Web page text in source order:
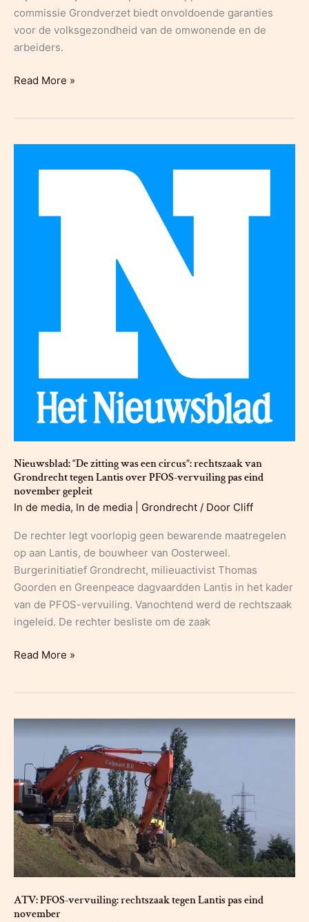
commissie Grondverzet biedt onvoldoende garanties
voor de volksgezondheid van de omwonende en de
arbeiders.
Grondrecht:
Read More »
Nieuwsblad: “De zitting was een circus”: rechtszaak van
Grondrecht tegen Lantis over PFOS-vervuiling pas eind
november gepleit
In de media, In de media | Grondrecht / Door Cliff
De rechter legt voorlopig geen bewarende maatregelen
op aan Lantis, de bouwheer van Oosterweel.
Burgerinitiatief Grondrecht, milieuactivist Thomas
Goorden en Greenpeace dagvaardden Lantis in het kader
van de PFOS-vervuiling. Vanochtend werd de rechtszaak
ingeleid. De rechter besliste om de zaak
Nieuwsblad:
een
rechtszaak
van
Grondrecht
tegen
Lantis
over
PFOS-
vervuiling
pas
eind
Read More »
ATV: PFOS-vervuiling: rechtszaak tegen Lantis pas eind
november